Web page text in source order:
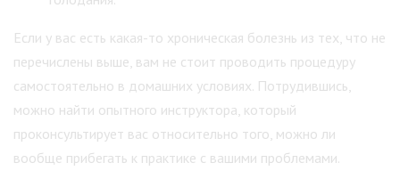
Если у вас есть какая-то хроническая болезнь из тех, что не
перечислены выше, вам не стоит проводить процедуру
самостоятельно в домашних условиях. Потрудившись,
можно найти опытного инструктора, который
проконсультирует вас относительно того, можно ли
вообще прибегать к практике с вашими проблемами.